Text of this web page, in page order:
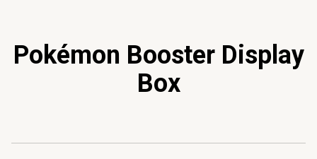
Pokémon Booster Display
Box